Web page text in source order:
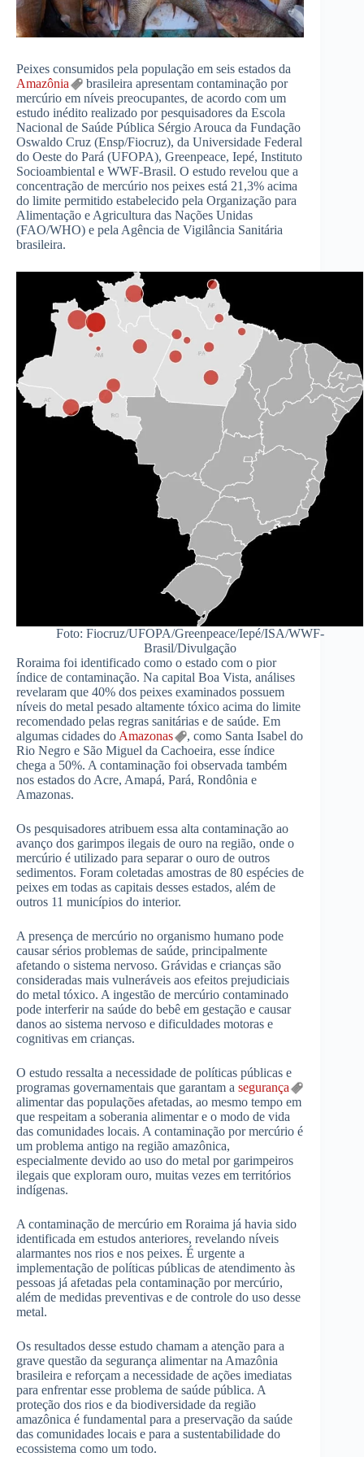
Peixes consumidos pela população em seis estados da
Amazônia
brasileira apresentam contaminação por
mercúrio em níveis preocupantes, de acordo com um
estudo inédito realizado por pesquisadores da Escola
Nacional de Saúde Pública Sérgio Arouca da Fundação
Oswaldo Cruz (Ensp/Fiocruz), da Universidade Federal
do Oeste do Pará (UFOPA), Greenpeace, Iepé, Instituto
Socioambiental e WWF-Brasil. O estudo revelou que a
concentração de mercúrio nos peixes está 21,3% acima
do limite permitido estabelecido pela Organização para
Alimentação e Agricultura das Nações Unidas
(FAO/WHO) e pela Agência de Vigilância Sanitária
brasileira.
Foto: Fiocruz/UFOPA/Greenpeace/Iepé/ISA/WWF-
Brasil/Divulgação
Roraima foi identificado como o estado com o pior
índice de contaminação. Na capital Boa Vista, análises
revelaram que 40% dos peixes examinados possuem
níveis do metal pesado altamente tóxico acima do limite
recomendado pelas regras sanitárias e de saúde. Em
algumas cidades do Amazonas
, como Santa Isabel do
Rio Negro e São Miguel da Cachoeira, esse índice
chega a 50%. A contaminação foi observada também
nos estados do Acre, Amapá, Pará, Rondônia e
Amazonas.
Os pesquisadores atribuem essa alta contaminação ao
avanço dos garimpos ilegais de ouro na região, onde o
mercúrio é utilizado para separar o ouro de outros
sedimentos. Foram coletadas amostras de 80 espécies de
peixes em todas as capitais desses estados, além de
outros 11 municípios do interior.
A presença de mercúrio no organismo humano pode
causar sérios problemas de saúde, principalmente
afetando o sistema nervoso. Grávidas e crianças são
consideradas mais vulneráveis aos efeitos prejudiciais
do metal tóxico. A ingestão de mercúrio contaminado
pode interferir na saúde do bebê em gestação e causar
danos ao sistema nervoso e dificuldades motoras e
cognitivas em crianças.
O estudo ressalta a necessidade de políticas públicas e
programas governamentais que garantam a segurança
alimentar das populações afetadas, ao mesmo tempo em
que respeitam a soberania alimentar e o modo de vida
das comunidades locais. A contaminação por mercúrio é
um problema antigo na região amazônica,
especialmente devido ao uso do metal por garimpeiros
ilegais que exploram ouro, muitas vezes em territórios
indígenas.
A contaminação de mercúrio em Roraima já havia sido
identificada em estudos anteriores, revelando níveis
alarmantes nos rios e nos peixes. É urgente a
implementação de políticas públicas de atendimento às
pessoas já afetadas pela contaminação por mercúrio,
além de medidas preventivas e de controle do uso desse
metal.
Os resultados desse estudo chamam a atenção para a
grave questão da segurança alimentar na Amazônia
brasileira e reforçam a necessidade de ações imediatas
para enfrentar esse problema de saúde pública. A
proteção dos rios e da biodiversidade da região
amazônica é fundamental para a preservação da saúde
das comunidades locais e para a sustentabilidade do
ecossistema como um todo.